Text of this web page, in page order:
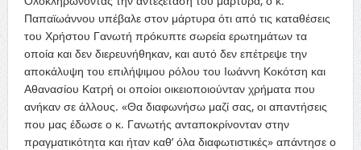
Παπαϊωάννου υπέβαλε στον μάρτυρα ότι από τις καταθέσεις
του Χρήστου Γανωτή πρόκυπτε σωρεία ερωτημάτων τα
οποία και δεν διερευνήθηκαν, και αυτό δεν επέτρεψε την
αποκάλυψη του επιλήψιμου ρόλου του Ιωάννη Κοκότση και
Αθανασίου Κατρή οι οποίοι οικειοποιούνταν χρήματα που
ανήκαν σε άλλους. «Θα διαφωνήσω μαζί σας, οι απαντήσεις
που μας έδωσε ο κ. Γανωτής ανταποκρίνονταν στην
πραγματικότητα και ήταν καθ’ όλα διαφωτιστικές» απάντησε ο